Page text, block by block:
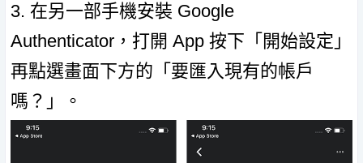
3. 在另一部手機安裝 Google
Authenticator，打開 App 按下「開始設定」
再點選畫面下方的「要匯入現有的帳戶
嗎？」。